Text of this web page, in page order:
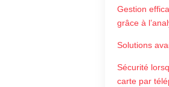
Gestion
grâce à
Solutions
Sécurité
carte par